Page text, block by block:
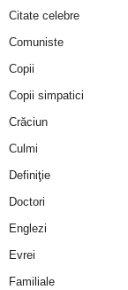
Citate celebre
Comuniste
Copii
Copii simpatici
Crăciun
Culmi
Definiţie
Doctori
Englezi
Evrei
Familiale